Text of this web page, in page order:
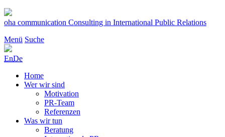
Zum
Inhalt
oha communication Consulting in International Public Relations
Menü Suche
EnDe
Home
Wer wir sind
Motivation
PR-Team
Referenzen
Was wir tun
Beratung